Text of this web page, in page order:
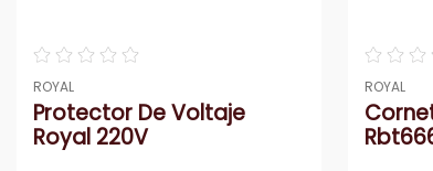
☆☆☆☆☆
ROYAL
Protector De Voltaje
Royal 220V
☆☆☆
ROYAL